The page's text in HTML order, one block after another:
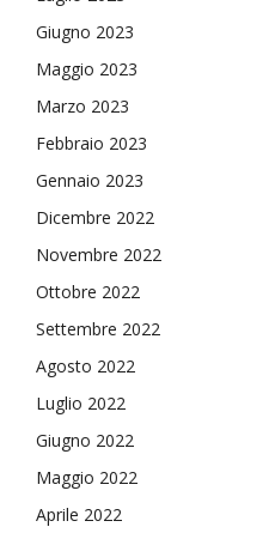
Giugno 2023
Maggio 2023
Marzo 2023
Febbraio 2023
Gennaio 2023
Dicembre 2022
Novembre 2022
Ottobre 2022
Settembre 2022
Agosto 2022
Luglio 2022
Giugno 2022
Maggio 2022
Aprile 2022